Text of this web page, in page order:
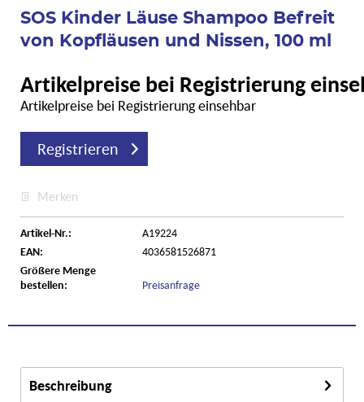
SOS Kinder Läuse Shampoo Befreit
von Kopfläusen und Nissen, 100 ml
Artikelpreise bei Registrierung
Artikelpreise bei Registrierung einsehbar
Registrieren
Merken
Artikel-Nr.:
A19224
EAN:
4036581526871
Größere Menge
bestellen:
Preisanfrage
Beschreibung